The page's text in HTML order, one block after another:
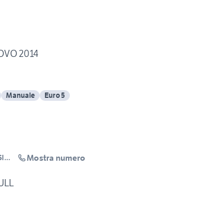
2014
Manuale Euro 5
Mostra numero